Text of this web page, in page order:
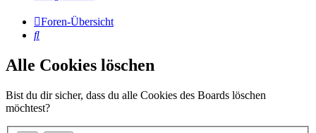
Foren-Übersicht
Suche
Alle Cookies löschen
Bist du dir sicher, dass du alle Cookies des Boards löschen
möchtest?